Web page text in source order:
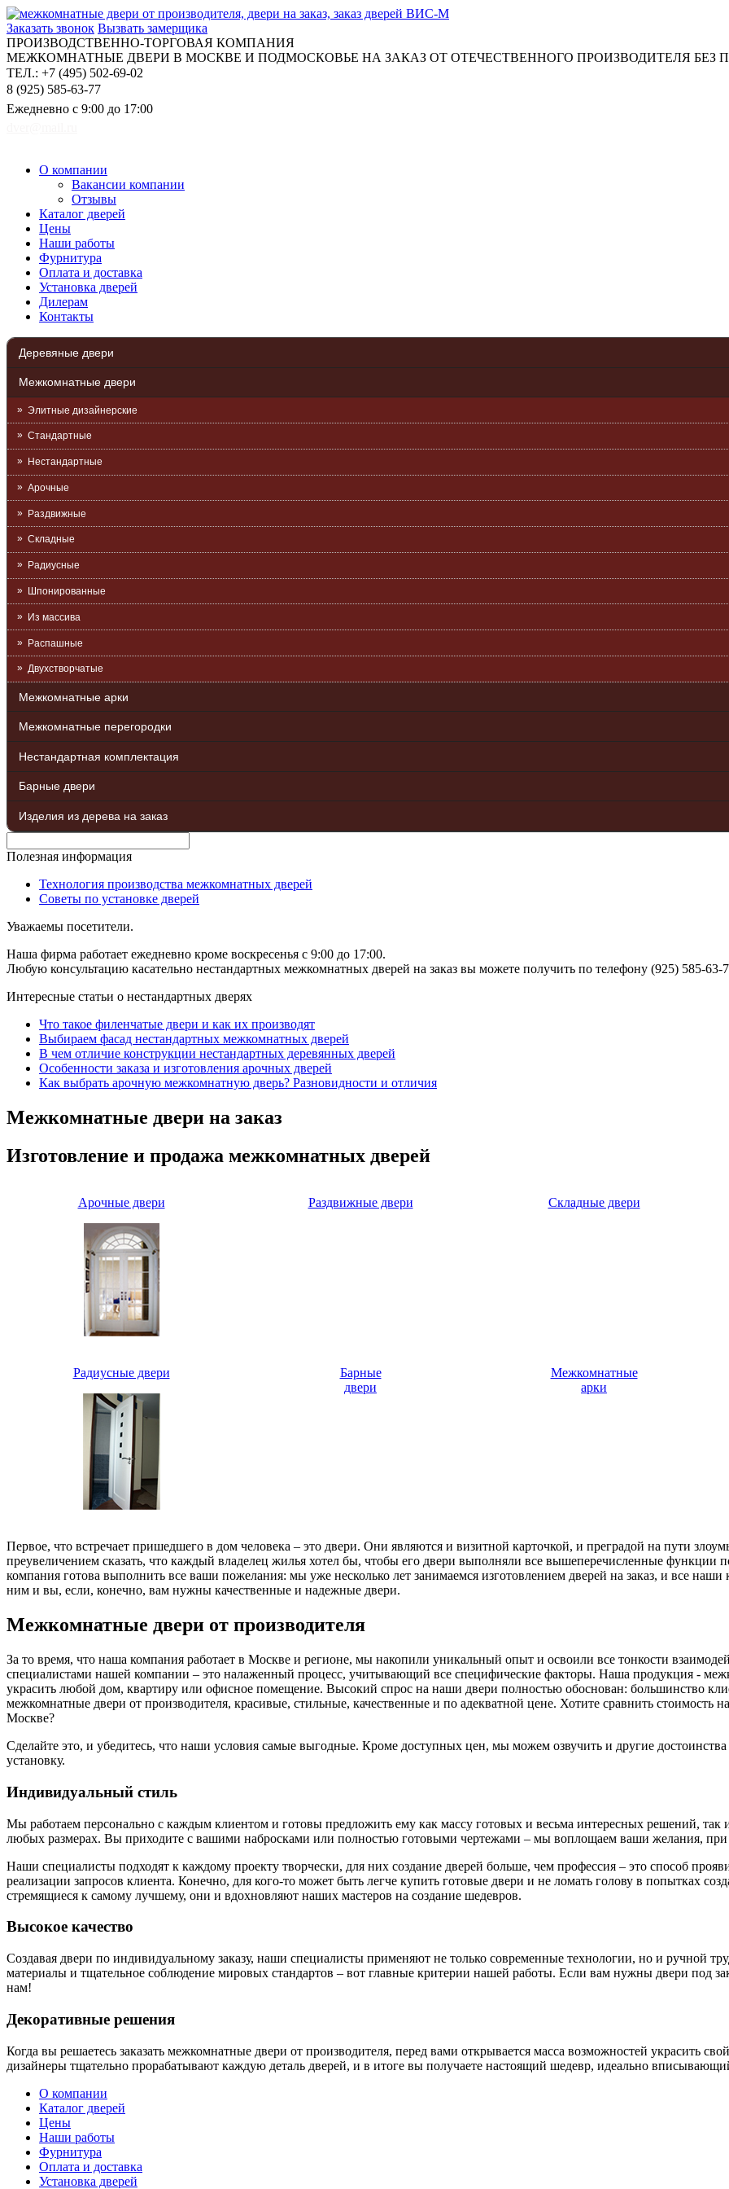
Заказать звонок Вызвать замерщика
ПРОИЗВОДСТВЕННО-ТОРГОВАЯ КОМПАНИЯ
МЕЖКОМНАТНЫЕ ДВЕРИ В МОСКВЕ И ПОДМОСКОВЬЕ НА ЗАКАЗ ОТ ОТЕЧЕСТВЕННОГО ПРОИЗВОДИТЕЛЯ БЕЗ
ТЕЛ.: +7 (495) 502-69-02
8 (925) 585-63-77
Ежедневно с 9:00 до 17:00
О компании
Вакансии компании
Отзывы
Каталог дверей
Цены
Наши работы
Фурнитура
Оплата и доставка
Установка дверей
Дилерам
Контакты
Деревяные двери
Межкомнатные двери
Элитные дизайнерские
Стандартные
Нестандартные
Арочные
Раздвижные
Складные
Радиусные
Шпонированные
Из массива
Распашные
Двухстворчатые
Межкомнатные арки
Межкомнатные перегородки
Нестандартная комплектация
Барные двери
Изделия из дерева на заказ
Полезная информация
Технология производства межкомнатных дверей
Советы по установке дверей
Уважаемы посетители.
Наша фирма работает ежедневно кроме воскресенья с 9:00 до 17:00.
Любую консультацию касательно нестандартных межкомнатных дверей на заказ вы можете получить по телефону (925) 585-63-
Интересные статьи о нестандартных дверях
Что такое филенчатые двери и как их производят
Выбираем фасад нестандартных межкомнатных дверей
В чем отличие конструкции нестандартных деревянных дверей
Особенности заказа и изготовления арочных дверей
Как выбрать арочную межкомнатную дверь? Разновидности и отличия
Межкомнатные двери на заказ
Изготовление и продажа межкомнатных дверей
Арочные двери Раздвижные двери Складные двери
Радиусные двери
Барные
двери
Межкомнатные
арки
Первое, что встречает пришедшего в дом человека – это двери. Они являются и визитной карточкой, и преградой на пути
преувеличением сказать, что каждый владелец жилья хотел бы, чтобы его двери выполняли все вышеперечисленные
компания готова выполнить все ваши пожелания: мы уже несколько лет занимаемся изготовлением дверей на заказ, и все
ним и вы, если, конечно, вам нужны качественные и надежные двери.
Межкомнатные двери от производителя
За то время, что наша компания работает в Москве и регионе, мы накопили уникальный опыт и освоили все тонкости
специалистами нашей компании – это налаженный процесс, учитывающий все специфические факторы. Наша продукция -
украсить любой дом, квартиру или офисное помещение. Высокий спрос на наши двери полностью обоснован: большинство
межкомнатные двери от производителя, красивые, стильные, качественные и по адекватной цене. Хотите сравнить
Москве?
Сделайте это, и убедитесь, что наши условия самые выгодные. Кроме доступных цен, мы можем озвучить и другие
установку.
Индивидуальный стиль
Мы работаем персонально с каждым клиентом и готовы предложить ему как массу готовых и весьма интересных решений, так
любых размерах. Вы приходите с вашими набросками или полностью готовыми чертежами – мы воплощаем ваши желания, при
Наши специалисты подходят к каждому проекту творчески, для них создание дверей больше, чем профессия – это способ
реализации запросов клиента. Конечно, для кого-то может быть легче купить готовые двери и не ломать голову в попытках
стремящиеся к самому лучшему, они и вдохновляют наших мастеров на создание шедевров.
Высокое качество
Создавая двери по индивидуальному заказу, наши специалисты применяют не только современные технологии, но и ручной
материалы и тщательное соблюдение мировых стандартов – вот главные критерии нашей работы. Если вам нужны двери под
нам!
Декоративные решения
Когда вы решаетесь заказать межкомнатные двери от производителя, перед вами открывается масса возможностей украсить
дизайнеры тщательно прорабатывают каждую деталь дверей, и в итоге вы получаете настоящий шедевр, идеально
О компании
Каталог дверей
Цены
Наши работы
Фурнитура
Оплата и доставка
Установка дверей